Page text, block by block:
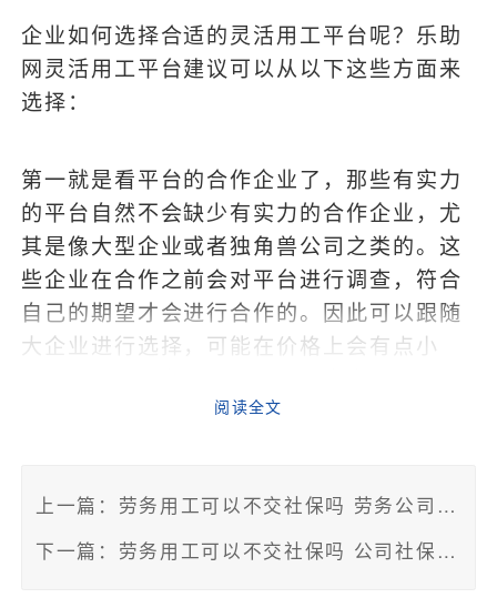
企业如何选择合适的灵活用工平台呢？乐助
网灵活用工平台建议可以从以下这些方面来
选择：
第一就是看平台的合作企业了，那些有实力
的平台自然不会缺少有实力的合作企业，尤
其是像大型企业或者独角兽公司之类的。这
些企业在合作之前会对平台进行调查，符合
自己的期望才会进行合作的。因此可以跟随
大企业进行选择，可能在价格上会有点小
第二就是用户数量，一个有实力的平台用户
的话，这些平台实力上值得怀疑。（灵活用
工）
阅读全文
上一篇：劳务用工可以不交社保吗 劳务公司如何规避社保
下一篇：劳务用工可以不交社保吗 公司社保不交会怎么样